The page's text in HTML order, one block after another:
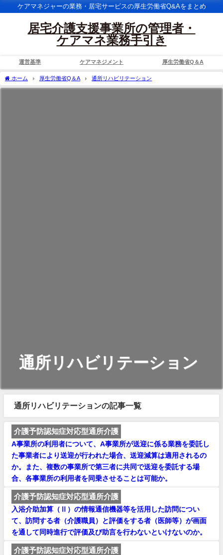
ケアマネジャーの業務・居宅サービスの厚生労働省Q&Aをまとめ
居宅介護支援事業所の管理者・
ケアマネ業務手引き
運営基準 ケアマネジメント 厚生労働省Q＆A
ホーム 厚生労働省Q＆A 通所リハビリテーション
通所リハビリテーション
通所リハビリテーションの記事一覧
介護予防認知症対応型通所介護
A事業所の利用者について、A事業所が送迎に係る業務を委託し
た事業者により送迎が行われた場合、送迎減算は適用されるの
か。また、複数の事業所で第三者に共同で送迎を委託する場
合、各事業所の利用者を同乗させることは可能か。
介護予防認知症対応型通所介護
入浴介助加算（Ⅱ）の情報通信機器等を活用した訪問につい
て、訪問する者（介護職員）と評価をする者（医師等）が画面
を通して同時進行で評価及び助言を行わないといけないのか。
介護予防認知症対応型通所介護